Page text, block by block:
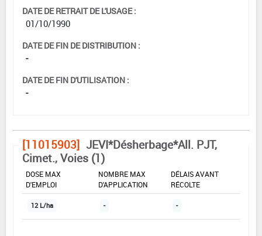
DATE DE RETRAIT DE L'USAGE :
01/10/1990
DATE DE FIN DE DISTRIBUTION :
-
DATE DE FIN D'UTILISATION :
-
[11015903] JEVI*Désherbage*All. PJT,
Cimet., Voies (1)
DOSE MAX
D'EMPLOI
NOMBRE MAX
D'APPLICATION
DÉLAIS AVANT
RÉCOLTE
12 L/ha - -